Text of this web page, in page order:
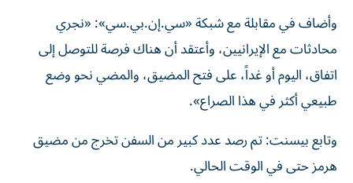
وأضاف في مقابلة مع ‌شبكة «سي.إن.بي.سي»: «نجري
محادثات مع الإيرانيين، ⁠وأعتقد أن هناك فرصة للتوصل إلى
‌اتفاق، ‌اليوم أو غداً، على فتح المضيق، ‌والمضي نحو ‌وضع
⁠طبيعي ‌أكثر في هذا الصراع».
وتابع بيسنت: تم رصد عدد كبير من السفن تخرج من مضيق
هرمز حتى في الوقت الحالي.